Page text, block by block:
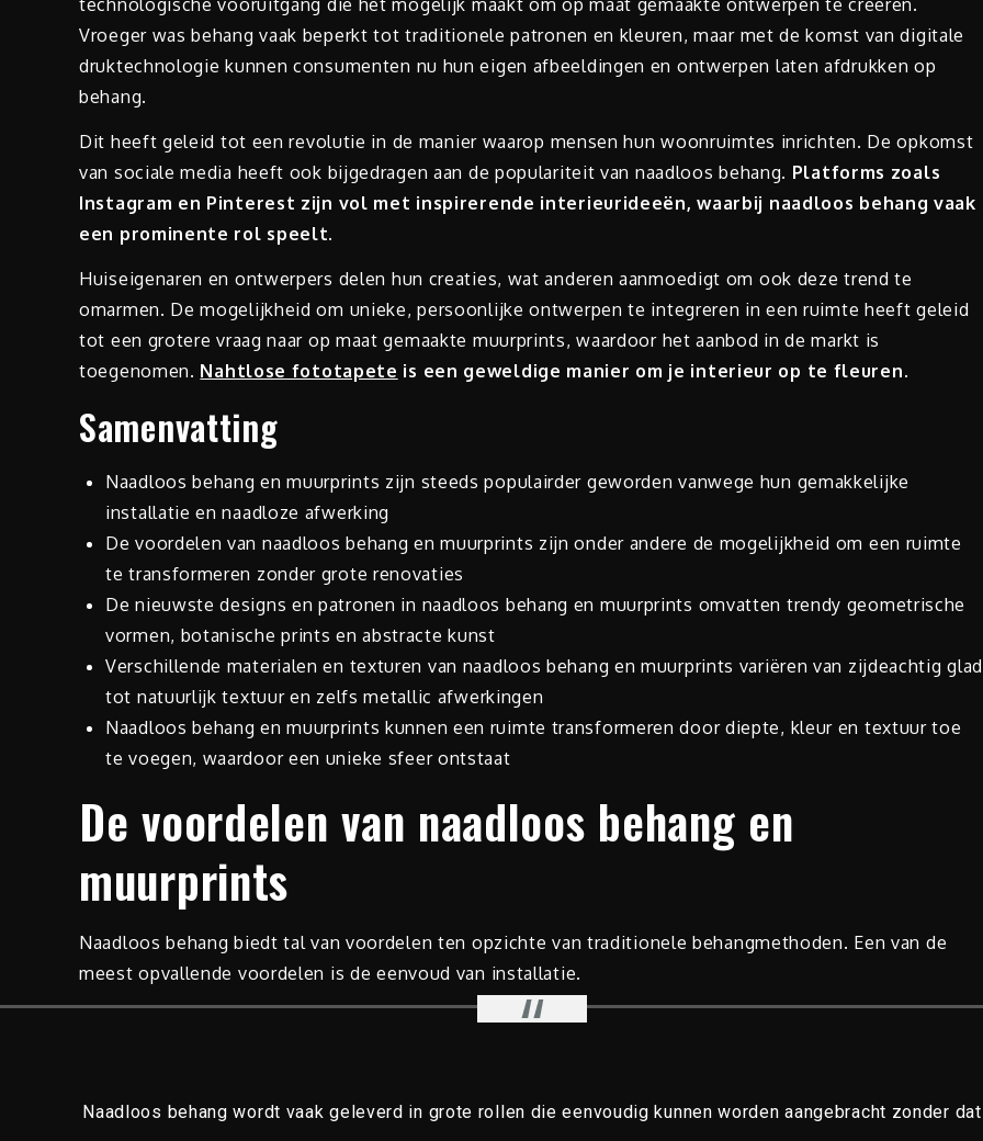
technologische vooruitgang die het mogelijk maakt om op maat gemaakte ontwerpen te creëren.
Vroeger was behang vaak beperkt tot traditionele patronen en kleuren, maar met de komst van digitale
druktechnologie kunnen consumenten nu hun eigen afbeeldingen en ontwerpen laten afdrukken op
behang.
Dit heeft geleid tot een revolutie in de manier waarop mensen hun woonruimtes inrichten. De opkomst
van sociale media heeft ook bijgedragen aan de populariteit van naadloos behang. Platforms zoals
Instagram en Pinterest zijn vol met inspirerende interieurideeën, waarbij naadloos behang vaak
een prominente rol speelt.
Huiseigenaren en ontwerpers delen hun creaties, wat anderen aanmoedigt om ook deze trend te
omarmen. De mogelijkheid om unieke, persoonlijke ontwerpen te integreren in een ruimte heeft geleid
tot een grotere vraag naar op maat gemaakte muurprints, waardoor het aanbod in de markt is
toegenomen. Nahtlose fototapete is een geweldige manier om je interieur op te fleuren.
Samenvatting
Naadloos behang en muurprints zijn steeds populairder geworden vanwege hun gemakkelijke
installatie en naadloze afwerking
De voordelen van naadloos behang en muurprints zijn onder andere de mogelijkheid om een ruimte
te transformeren zonder grote renovaties
De nieuwste designs en patronen in naadloos behang en muurprints omvatten trendy geometrische
vormen, botanische prints en abstracte kunst
Verschillende materialen en texturen van naadloos behang en muurprints variëren van zijdeachtig glad
tot natuurlijk textuur en zelfs metallic afwerkingen
Naadloos behang en muurprints kunnen een ruimte transformeren door diepte, kleur en textuur toe
te voegen, waardoor een unieke sfeer ontstaat
De voordelen van naadloos behang en
muurprints
Naadloos behang biedt tal van voordelen ten opzichte van traditionele behangmethoden. Een van de
meest opvallende voordelen is de eenvoud van installatie.
Naadloos behang wordt vaak geleverd in grote rollen die eenvoudig kunnen worden aangebracht zonder dat